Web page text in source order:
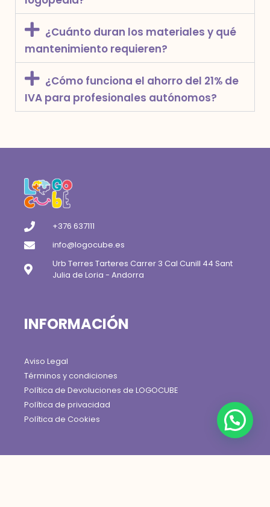
¿Cuánto duran los materiales y qué
mantenimiento requieren?
¿Cómo funciona el ahorro del 21% de
IVA para profesionales autónomos?
+376 637111
info@logocube.es
Urb Terres Tarteres Carrer 3 Cal Cunill 44 Sant
Julia de Loria - Andorra
INFORMACIÓN
Aviso Legal
Términos y condiciones
Política de Devoluciones de LOGOCUBE
Política de privacidad
Política de Cookies